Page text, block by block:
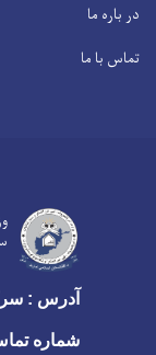
در باره ما
تماس با ما
آدرس :
شماره